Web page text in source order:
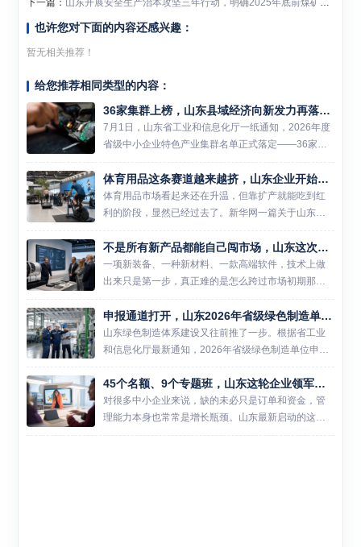
下一篇： 山东开展安全生产治本攻坚三年行动，明确2025年底前煤矿智能化开采产量达到90%以上
也许您对下面的内容还感兴趣：
暂无相关推荐！
给您推荐相同类型的内容：
36家集群上榜，山东县域经济向新发力再落一子
7月1日，山东省工业和信息化厅一纸通知，2026年度
省级中小企业特色产业集群名单正式落定——36家集
群榜上有名。 这不是一个简单的数字。翻看名单你会
发现，机器人、新材料、高端装备制造、生物材料等
新质生产力...
体育用品这条赛道越来越挤，山东企业开始把解法从车间挪到赛事和数据里
体育用品市场看起来还在升温，但靠扩产就能吃到红
利的阶段，显然已经过去了。新华网一篇关于山东体
育用品产业的报道提到，国内体育用品制造及销售总
产出已突破两万亿元，可行业平均库存周转天数却超
过140天。热闹还在...
不是所有新产品都能自己闯市场，山东这次把首台套和首版次一起拉进保险补偿
一项新装备、一种新材料、一款高端软件，技术上做
出来只是第一步，真正难的是怎么跨过市场初期那道
门槛。山东这次把首台（套）技术装备、首批次新材
料和首版次高端软件放进同一轮保险补偿资格审定
里，说白了，就是想帮这...
申报通道打开，山东2026年省级绿色制造单位开始新一轮遴选
山东绿色制造体系建设又往前推了一步。根据省工业
和信息化厅最新通知，2026年省级绿色制造单位申报
推荐工作已经启动，涉及绿色工厂、绿色工业园区和
绿色供应链管理企业三类主体。对准备冲刺省级示范
的企业和园区来说...
45个名额、9个专题班，山东这轮企业领军人才培训更像一次经营能力补课
对很多中小企业来说，缺的未必只是订单和资金，管
理能力本身也常常是增长瓶颈。山东最新启动的这轮
领军人才培训，瞄准的正是这个问题。 6月26日，山